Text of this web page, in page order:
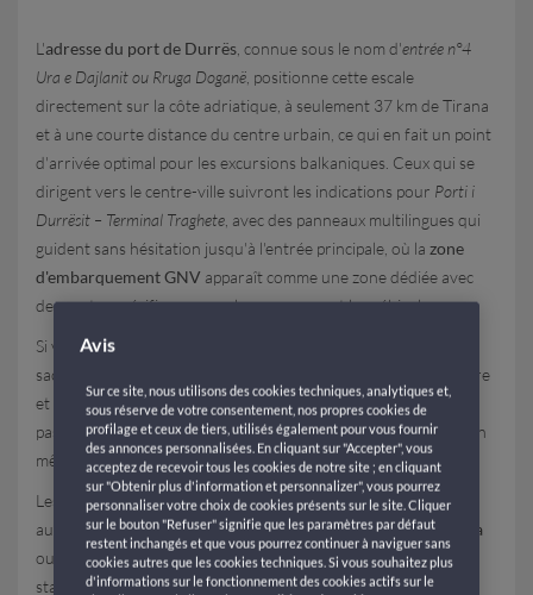
L'adresse du port de Durrës , connue sous le nom d'entrée n°4
Ura e Dajlanit ou Rruga Doganë , positionne cette escale
directement sur la côte adriatique, à seulement 37 km de Tirana
et à une courte distance du centre urbain, ce qui en fait un point
d'arrivée optimal pour les excursions balkaniques. Ceux qui se
dirigent vers le centre-ville suivront les indications pour Porti i
Durrësit – Terminal Traghete , avec des panneaux multilingues qui
guident sans hésitation jusqu'à l'entrée principale, où la zone
d'embarquement GNV apparaît comme une zone dédiée avec
des portes spécifiques pour les passagers et les véhicules.
Si vous vous demandez
sachez que le quai réservé se distingue par sa signalisation claire
et l'excellente assistance du personnel, qui canalise le flux des
passagers vers les portes d'enregistrement, évitant la confusion
même aux moments de plus grande affluence.
Les options de transport s'adaptent à chaque besoin : les
automobilistes particuliers emprunteront laSH2 depuis Tirana
ou les
routes côtières depuis Vlora(SH4, environ 123 km), en
stationnant sur de vastes espaces proches duquai
Avis
Sur ce site, nous utilisons des cookies techniques, analytiques et,
sous réserve de votre consentement, nos propres cookies de
profilage et ceux de tiers, utilisés également pour vous fournir
des annonces personnalisées. En cliquant sur "Accepter", vous
acceptez de recevoir tous les cookies de notre site ; en cliquant
sur "Obtenir plus d'information et personnalizer", vous pourrez
personnaliser votre choix de cookies présents sur le site. Cliquer
sur le bouton "Refuser" signifie que les paramètres par défaut
restent inchangés et que vous pourrez continuer à naviguer sans
cookies autres que les cookies techniques. Si vous souhaitez plus
d'informations sur le fonctionnement des cookies actifs sur le